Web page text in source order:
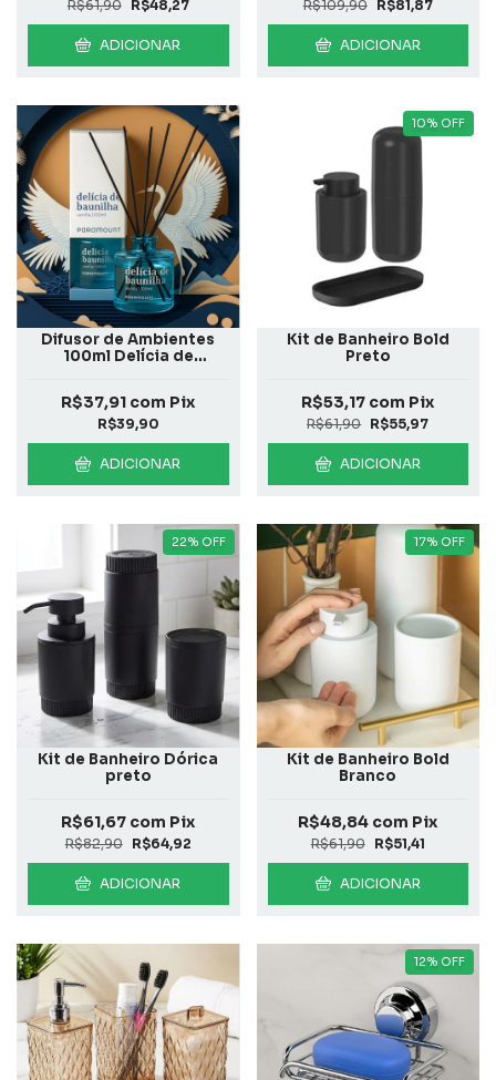
R$61,90 R$48,27
ADICIONAR
R$109,90 R$81,87
ADICIONAR
Difusor de Ambientes
100ml Delícia de
R$39,90
R$37,91 com Pix
ADICIONAR
10% OFF
Kit de Banheiro Bold
Preto
R$61,90 R$55,97
R$53,17 com Pix
ADICIONAR
22% OFF
Kit de Banheiro Dórica
preto
R$82,90 R$64,92
R$61,67 com Pix
ADICIONAR
17% OFF
Kit de Banheiro Bold
Branco
R$61,90 R$51,41
R$48,84 com Pix
ADICIONAR
12% OFF